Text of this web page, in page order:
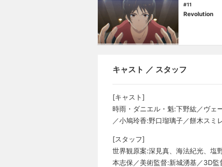
#11
Revolution
キャスト ／ スタッフ
[キャスト]
時雨・ダニエル・魁:下野紘／ヴェ
／小鳩玲香:野口瑠璃子／餅木スミ
[スタッフ]
世界観原案:深見真、海法紀光、塩
本志保／美術監督:新城湧基／3D